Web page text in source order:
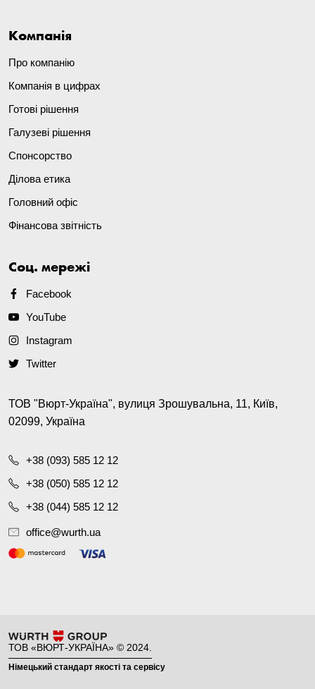
Компанія
Про компанію
Компанія в цифрах
Готові рішення
Галузеві рішення
Спонсорство
Ділова етика
Головний офіс
Фінансова звітність
Соц. мережі
Facebook
YouTube
Instagram
Twitter
ТОВ "Вюрт-Україна", вулиця Зрошувальна, 11, Київ,
02099, Україна
+38 (093) 585 12 12
+38 (050) 585 12 12
+38 (044) 585 12 12
office@wurth.ua
ТОВ «ВЮРТ-УКРАЇНА» © 2024.
Німецький стандарт якості та сервісу